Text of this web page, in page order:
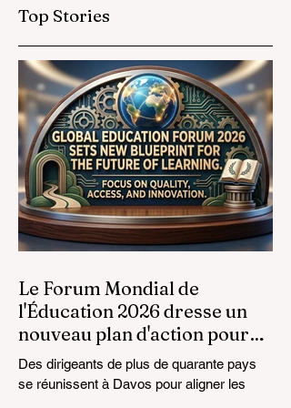
Mondiales de
l'Éducation
Top Stories
Le Forum Mondial de
l'Éducation 2026 dresse un
nouveau plan d'action pour
l'avenir de l'apprentissage
Des dirigeants de plus de quarante pays
se réunissent à Davos pour aligner les